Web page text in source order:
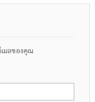
มลของคุณ